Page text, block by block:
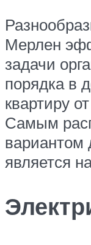
Мерлен
задачи
порядка в
квартиру
Самым
вариантом
является